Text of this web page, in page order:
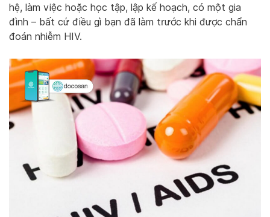
hệ, làm việc hoặc học tập, lập kế hoạch, có một gia
đình – bất cứ điều gì bạn đã làm trước khi được chẩn
đoán nhiễm HIV.